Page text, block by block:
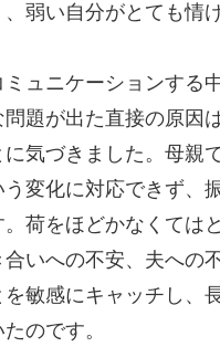
弱い自分がとても情
ュニケーションする
題が出た直接の原因
に気づきました。母親
う変化に対応できず、
荷をほどかなくては
合いへの不安、夫への
敏感にキャッチし、
のです。